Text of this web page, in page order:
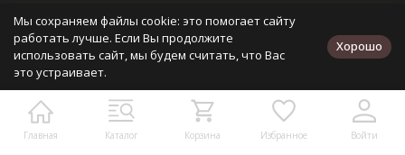
Главная Каталог Корзина Избранное Войти
Прочее
Политика персональных данных
Разработано в
bodysite.ru
Мы сохраняем файлы cookie: это помогает сайту
работать лучше. Если Вы продолжите
использовать сайт, мы будем считать, что Вас
это устраивает.
Хорошо